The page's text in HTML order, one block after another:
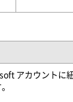
アカウントに